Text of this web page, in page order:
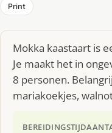
Print
Mokka kaastaart is
Je maakt het in
8 personen.
mariakoekjes,
BEREIDINGSTIJD